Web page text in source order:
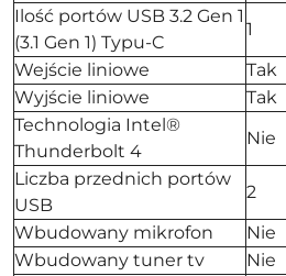
Ilość portów USB 3.2 Gen 1
(3.1 Gen 1) Typu-C
1
Wejście liniowe
Tak
Wyjście liniowe
Tak
Technologia Intel®
Thunderbolt 4
Nie
Liczba przednich portów
USB
2
Wbudowany mikrofon
Nie
Wbudowany tuner tv
Nie